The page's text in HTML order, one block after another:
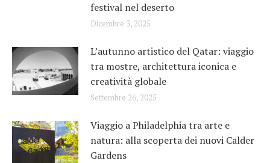
festival nel deserto
Dicembre 3, 2025
L’autunno artistico del Qatar: viaggio
tra mostre, architettura iconica e
creatività globale
Settembre 26, 2025
Viaggio a Philadelphia tra arte e
natura: alla scoperta dei nuovi Calder
Gardens